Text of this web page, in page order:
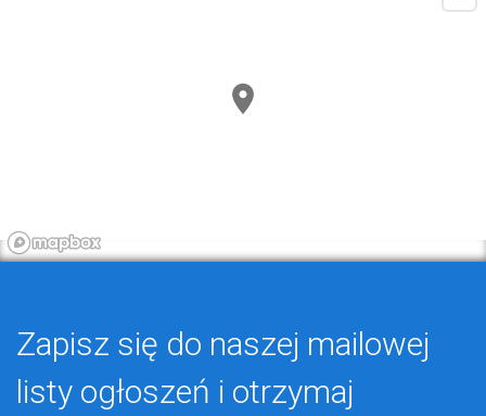
Zapisz się do naszej mailowej
listy ogłoszeń i otrzymaj